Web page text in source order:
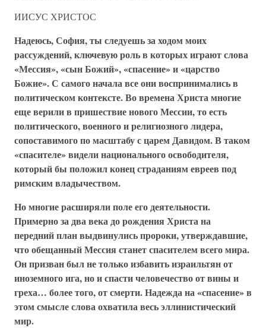
ИИСУС ХРИСТОС
Надеюсь, София, ты следуешь за ходом моих
рассуждений, ключевую роль в которых играют слова
«Мессия», «сын Божий», «спасение» и «царство
Божие». С самого начала все они воспринимались в
политическом контексте. Во времена Христа многие
еще верили в пришествие нового Мессии, то есть
политического, военного и религиозного лидера,
сопоставимого по масштабу с царем Давидом. В таком
«спасителе» видели национального освободителя,
который бы положил конец страданиям евреев под
римским владычеством.
Но многие расширяли поле его деятельности.
Примерно за два века до рождения Христа на
передний план выдвинулись пророки, утверждавшие,
что обещанный Мессия станет спасителем всего мира.
Он призван был не только избавить израильтян от
иноземного ига, но и спасти человечество от вины и
греха… более того, от смерти. Надежда на «спасение» в
этом смысле слова охватила весь эллинистический
мир.